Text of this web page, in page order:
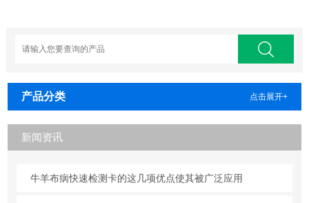
产品分类 点击展开+
新闻资讯
牛羊布病快速检测卡的这几项优点使其被广泛应用